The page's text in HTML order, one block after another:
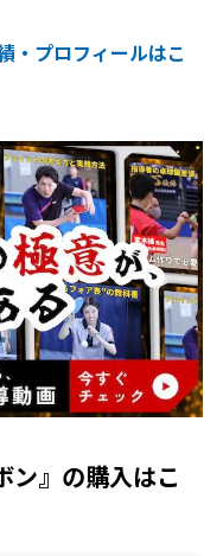
・プロフィールはこ
ン』の購入はこ